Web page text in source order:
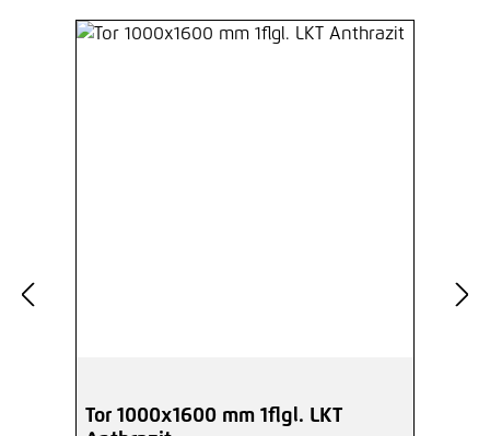
Tor 1000x1600 mm 1flgl. LKT